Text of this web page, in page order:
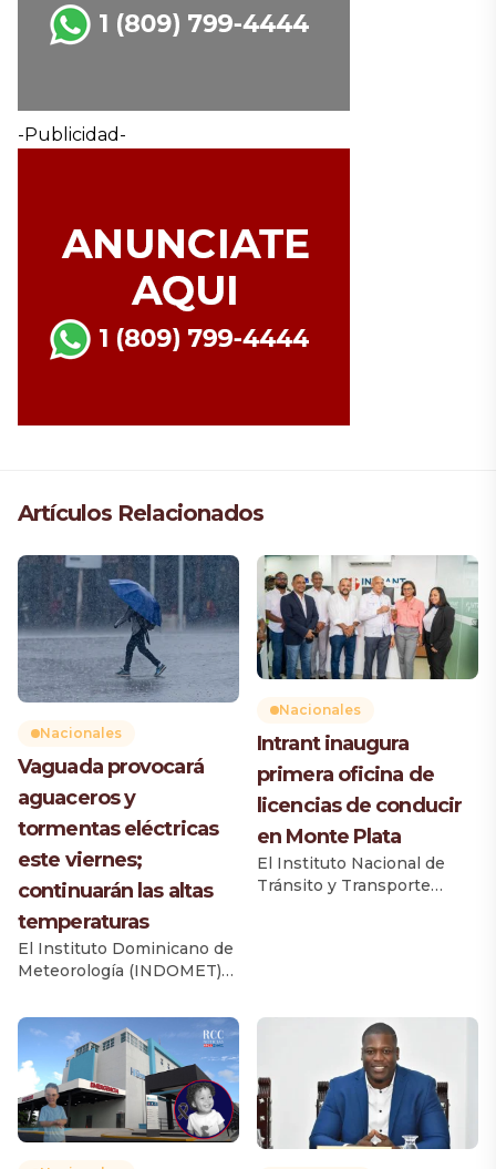
-Publicidad-
Artículos Relacionados
Nacionales
Vaguada provocará
aguaceros y
tormentas eléctricas
este viernes;
continuarán las altas
temperaturas
El Instituto Dominicano de
Meteorología (INDOMET)
provocará un incremento
de las lluvias durante la
tarde y primeras horas de la
noche de este viernes, con
aguaceros de diferentes
intensidades, tormentas
eléctricas y ráfagas de
Nacionales
Intrant inaugura
primera oficina de
licencias de conducir
en Monte Plata
El Instituto Nacional de
Tránsito y Transporte
de manera directa a 52,792
ciudadanos, según el
Informe del Parque
Vehicular 2025 de la
Dirección General de
Impuestos Internos (DGII).
El acto fue encabezado por